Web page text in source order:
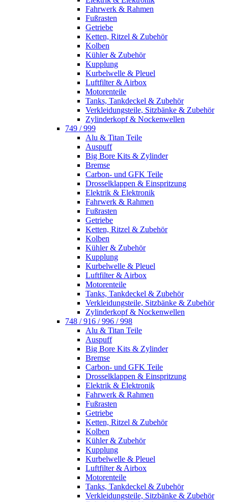
Fahrwerk & Rahmen
Fußrasten
Getriebe
Ketten, Ritzel & Zubehör
Kolben
Kühler & Zubehör
Kupplung
Kurbelwelle & Pleuel
Luftfilter & Airbox
Motorenteile
Tanks, Tankdeckel & Zubehör
Verkleidungsteile, Sitzbänke & Zubehör
Zylinderkopf & Nockenwellen
749 / 999
Alu & Titan Teile
Auspuff
Big Bore Kits & Zylinder
Bremse
Carbon- und GFK Teile
Drosselklappen & Einspritzung
Elektrik & Elektronik
Fahrwerk & Rahmen
Fußrasten
Getriebe
Ketten, Ritzel & Zubehör
Kolben
Kühler & Zubehör
Kupplung
Kurbelwelle & Pleuel
Luftfilter & Airbox
Motorenteile
Tanks, Tankdeckel & Zubehör
Verkleidungsteile, Sitzbänke & Zubehör
Zylinderkopf & Nockenwellen
748 / 916 / 996 / 998
Alu & Titan Teile
Auspuff
Big Bore Kits & Zylinder
Bremse
Carbon- und GFK Teile
Drosselklappen & Einspritzung
Elektrik & Elektronik
Fahrwerk & Rahmen
Fußrasten
Getriebe
Ketten, Ritzel & Zubehör
Kolben
Kühler & Zubehör
Kupplung
Kurbelwelle & Pleuel
Luftfilter & Airbox
Motorenteile
Tanks, Tankdeckel & Zubehör
Verkleidungsteile, Sitzbänke & Zubehör